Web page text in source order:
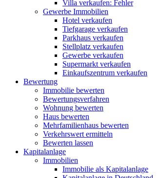
Villa verkaufen: Fehler
Gewerbe Immobilien
Hotel verkaufen
Tiefgarage verkaufen
Parkhaus verkaufen
Stellplatz verkaufen
Gewerbe verkaufen
Supermarkt verkaufen
Einkaufszentrum verkaufen
Bewertung
Immobilie bewerten
Bewertungsverfahren
Wohnung bewerten
Haus bewerten
Mehrfamilienhaus bewerten
Verkehrswert ermitteln
Bewerten lassen
Kapitalanlage
Immobilien
Immobilie als Kapitalanlage